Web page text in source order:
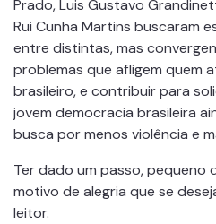
Prado, Luis Gustavo
Rui Cunha Martins buscaram
entre distintas, mas
problemas que afligem quem
brasileiro, e contribuir para
jovem democracia brasileira
busca por menos violência e
Ter dado um passo, pequeno
motivo de alegria que se
leitor.